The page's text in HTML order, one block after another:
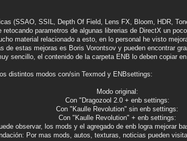
(SSAO, SSIL, Depth Of Field, Lens FX, Bloom, HDR,
parametros de algunas librerias de DirectX un
material relacionado a esto, en lo personal he visto
de estas mejoras es Boris Vorontsov y pueden encontrar
sencillo, el contenido de la carpeta ENB lo deben copiar
distintos modos con/sin Texmod y ENBsettings:
Modo original:
Con "Dragozool 2.0 + enb settings:
Con "Kaulle Revolution" sin enb settings:
Con "Kaulle Revolution" + enb settings:
observar, los mods y el agregado de enb logra mejorar
Por mas mods, autos, texturas, noticias pueden